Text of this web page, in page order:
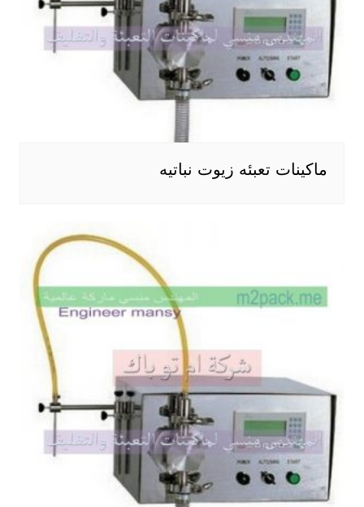
ماكينات تعبئه زيوت نباتيه